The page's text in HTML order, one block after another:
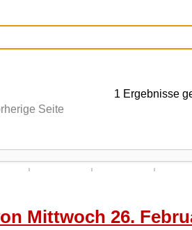
1 Ergebnisse
Seite
Mittwoch 26.